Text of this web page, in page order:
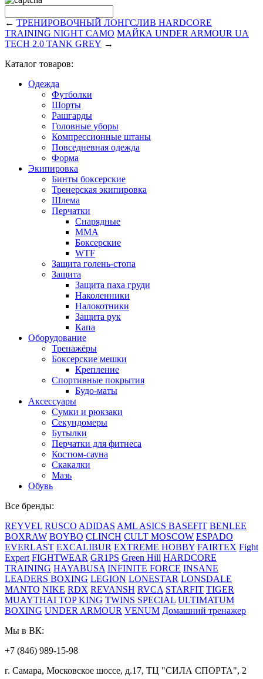
← ТРЕНИРОВОЧНЫЙ ЛОНГСЛИВ HARDCORE
TRAINING NIGHT CAMO МАЙКА UNDER ARMOUR UA
TECH 2.0 TANK GREY →
Каталог товаров:
Одежда
Футболки
Шорты
Рашгарды
Головные уборы
Компрессионные штаны
Повседневная одежда
Форма
Экипировка
Бинты боксерские
Тренерская экипировка
Шлема
Перчатки
Снарядные
ММА
Боксерские
WTF
Защита голень-стопа
Защита
Защита паха груди
Наколенники
Налокотники
Защита рук
Капа
Оборудование
Тренажёры
Боксерские мешки
Крепление
Спортивные покрытия
Будо-маты
Аксессуары
Сумки и рюкзаки
Секундомеры
Бутылки
Перчатки для фитнеса
Костюм-сауна
Скакалки
Мазь
Обувь
Все бренды:
REYVEL RUSCO ADIDAS AML ASICS BASEFIT BENLEE
BOXRAW BOYBO CLINCH CULT MOSCOW ESPADO
EVERLAST EXCALIBUR EXTREME HOBBY FAIRTEX Fight
Expert FIGHTWEAR GR1PS Green Hill HARDCORE
TRAINING HAYABUSA INFINITE FORCE INSANE
LEADERS BOXING LEGION LONESTAR LONSDALE
MANTO NIKE RDX REVANSH RVCA STARFIT TIGER
MUAYTHAI TOP KING TWINS SPECIAL ULTIMATUM
BOXING UNDER ARMOUR VENUM Домашний тренажер
Мы в ВК:
+7 (846) 989-15-98
г. Самара, Московское шоссе, д.17, ТЦ "СИЛА СПОРТА", 2